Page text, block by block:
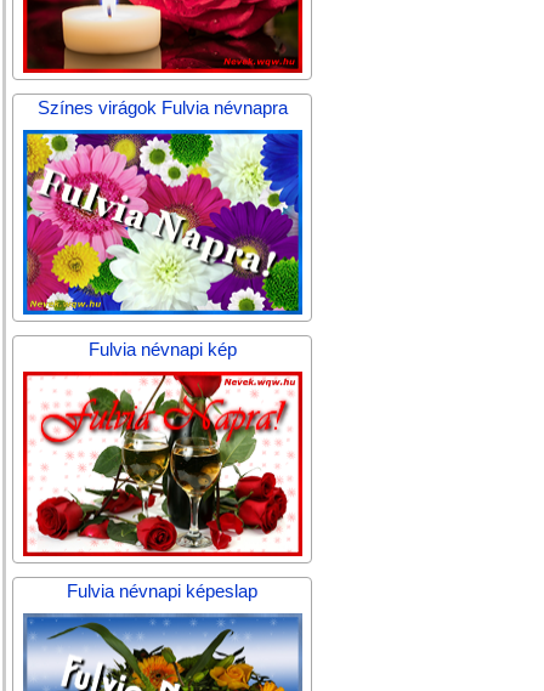
Színes virágok Fulvia névnapra
Fulvia névnapi kép
Fulvia névnapi képeslap